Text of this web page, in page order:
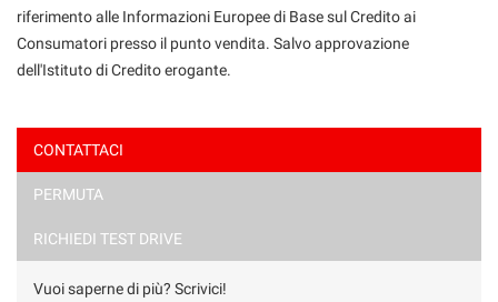
Ho letto e accetto
marketing
riferimento alle Informazioni Europee di Base sul Credito ai
Consumatori presso il punto vendita. Salvo approvazione
dell'Istituto di Credito erogante.
CONTATTACI
PERMUTA
RICHIEDI TEST DRIVE
Vuoi saperne di più? Scrivici!